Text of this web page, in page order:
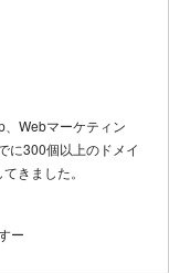
Webマーケティン
に300個以上のドメイ
きました。
ー